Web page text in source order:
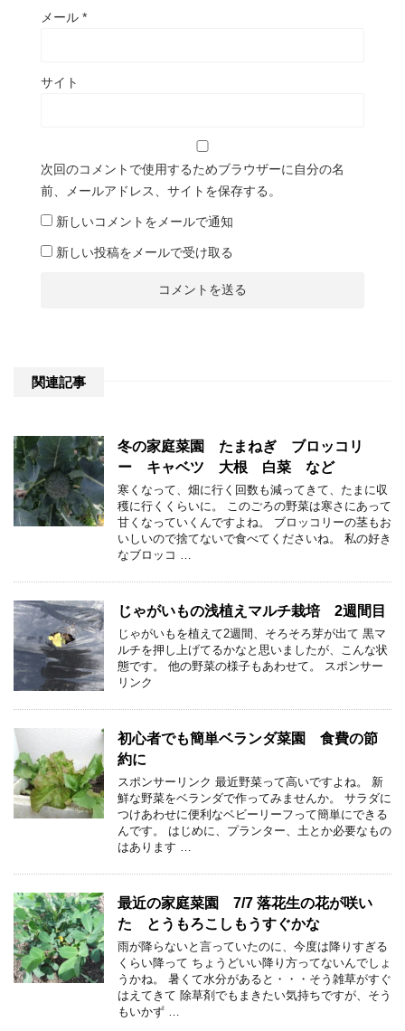
メール *
サイト
次回のコメントで使用するためブラウザーに自分の名
前、メールアドレス、サイトを保存する。
新しいコメントをメールで通知
新しい投稿をメールで受け取る
関連記事
冬の家庭菜園 たまねぎ ブロッコリ
ー キャベツ 大根 白菜 など
寒くなって、畑に行く回数も減ってきて、たまに収
穫に行くくらいに。 このごろの野菜は寒さにあって
甘くなっていくんですよね。 ブロッコリーの茎もお
いしいので捨てないで食べてくださいね。 私の好き
なブロッコ …
じゃがいもの浅植えマルチ栽培 2週間目
じゃがいもを植えて2週間、そろそろ芽が出て 黒マ
ルチを押し上げてるかなと思いましたが、こんな状
態です。 他の野菜の様子もあわせて。 スポンサー
リンク
初心者でも簡単ベランダ菜園 食費の節
約に
スポンサーリンク 最近野菜って高いですよね。 新
鮮な野菜をベランダで作ってみませんか。 サラダに
つけあわせに便利なベビーリーフって簡単にできる
んです。 はじめに、プランター、土とか必要なもの
はあります …
最近の家庭菜園 7/7 落花生の花が咲い
た とうもろこしもうすぐかな
雨が降らないと言っていたのに、今度は降りすぎる
くらい降って ちょうどいい降り方ってないんでしょ
うかね。 暑くて水分があると・・・そう雑草がすぐ
はえてきて 除草剤でもまきたい気持ちですが、そう
もいかず …